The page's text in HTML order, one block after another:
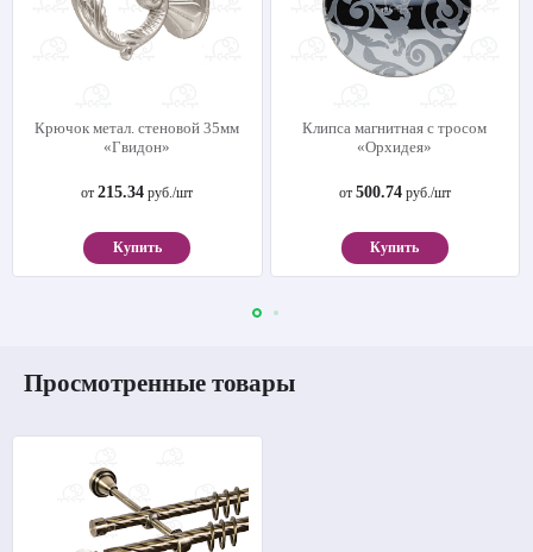
Крючок метал. стеновой 35мм
«Гвидон»
от215.34 руб./шт
Купить
Клипса магнитная с тросом
«Орхидея»
от 500.74руб./шт
Купить
Просмотренные товары